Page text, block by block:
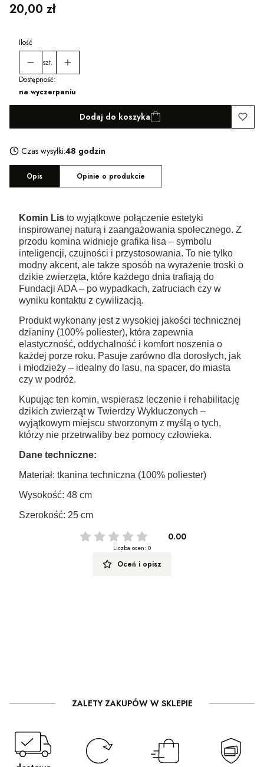
Cena
20,00 zł
Ilość
szt.
Dostępność:
na wyczerpaniu
Dodaj do koszyka
Czas wysyłki:48 godzin
Opis Opinie o produkcie
Komin Lis to wyjątkowe połączenie estetyki
inspirowanej naturą i zaangażowania społecznego. Z
przodu komina widnieje grafika lisa – symbolu
inteligencji, czujności i przystosowania. To nie tylko
modny akcent, ale także sposób na wyrażenie troski o
dzikie zwierzęta, które każdego dnia trafiają do
Fundacji ADA – po wypadkach, zatruciach czy w
wyniku kontaktu z cywilizacją.
Produkt wykonany jest z wysokiej jakości technicznej
dzianiny (100% poliester), która zapewnia
elastyczność, oddychalność i komfort noszenia o
każdej porze roku. Pasuje zarówno dla dorosłych, jak
i młodzieży – idealny do lasu, na spacer, do miasta
czy w podróż.
Kupując ten komin, wspierasz leczenie i rehabilitację
dzikich zwierząt w Twierdzy Wykluczonych –
wyjątkowym miejscu stworzonym z myślą o tych,
którzy nie przetrwaliby bez pomocy człowieka.
Dane techniczne:
Materiał: tkanina techniczna (100% poliester)
Wysokość: 48 cm
Szerokość: 25 cm
0.00
Liczba ocen: 0
Oceń i opisz
ZALETY ZAKUPÓW W SKLEPIE